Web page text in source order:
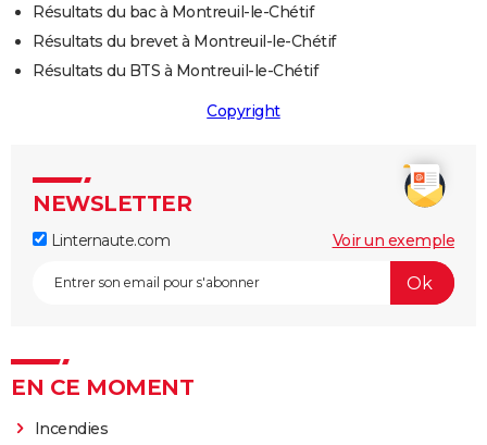
Résultats du bac à Montreuil-le-Chétif
Résultats du brevet à Montreuil-le-Chétif
Résultats du BTS à Montreuil-le-Chétif
Copyright
NEWSLETTER
Linternaute.com Voir un exemple
EN CE MOMENT
Incendies